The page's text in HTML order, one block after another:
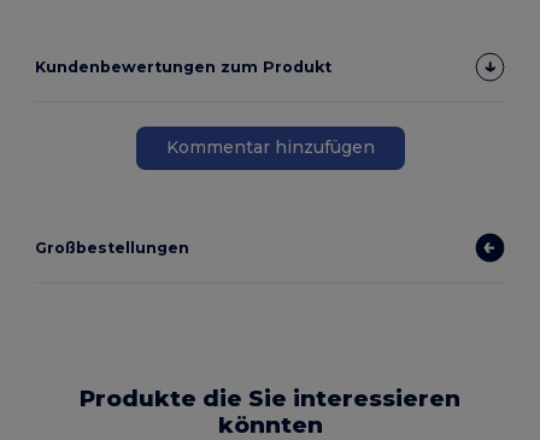
Kundenbewertungen zum Produkt
Kommentar hinzufügen
Großbestellungen
Produkte die Sie interessieren
könnten